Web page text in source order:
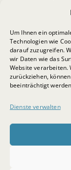
Um Ihnen ein
Technologien wie
darauf zuzugreifen.
wir Daten wie das
Website verarbeiten.
zurückziehen,
beeinträchtigt
Dienste verwalten
Cookie-
© 2026 •